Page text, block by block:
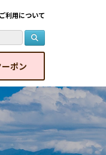
利用について
ーポン